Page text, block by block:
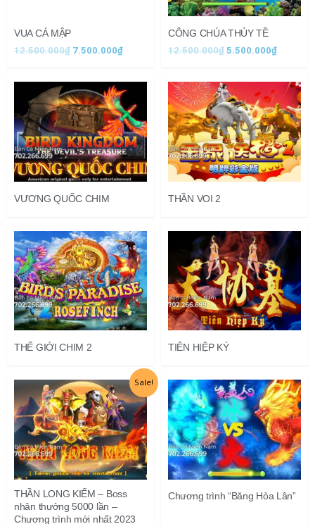
VUA CÁ MẬP
12.500.000₫ 7.500.000₫
CÔNG CHÚA THỦY TỀ
12.500.000₫ 5.500.000₫
VƯƠNG QUỐC CHIM THẦN VOI 2
THẾ GIỚI CHIM 2 TIÊN HIỆP KÝ
Sale!
THẦN LONG KIẾM – Boss
nhân thưởng 5000 lần –
Chương trình mới nhất 2023
Giá
gốc
là:
12.500.000₫.
Giá
hiện
tại
là:
8.500.000₫.
Chương trình “Băng Hỏa Lân”